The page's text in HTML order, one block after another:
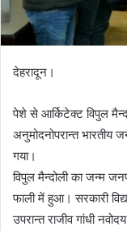
देहरादून।
पेशे से आर्किटेक्ट विपुल
अनुमोदनोपरान्त भारतीय
गया।
विपुल मैन्दोली का जन्म
फाली में हुआ। सरकारी
उपरान्त राजीव गांधी